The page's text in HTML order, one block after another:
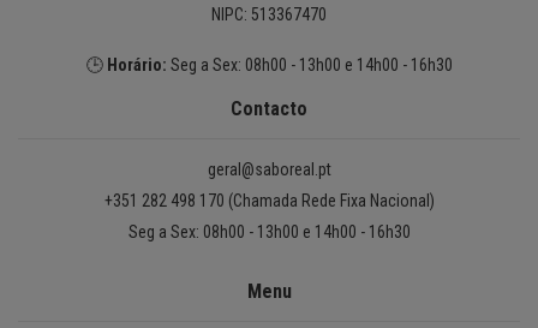
NIPC: 513367470
🕒 Horário: Seg a Sex: 08h00 - 13h00 e 14h00 - 16h30
Contacto
geral@saboreal.pt
+351 282 498 170 (Chamada Rede Fixa Nacional)
Seg a Sex: 08h00 - 13h00 e 14h00 - 16h30
Menu